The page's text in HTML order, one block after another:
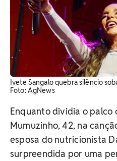
Ivete Sangalo quebra silêncio
Foto: AgNews
Enquanto dividia o palco
Mumuzinho, 42, na
esposa do nutricionista
surpreendida por uma